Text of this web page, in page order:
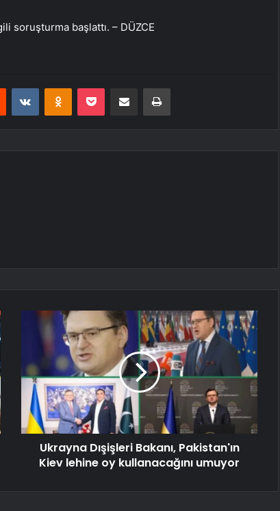
soruşturma başlattı. – DÜZCE
Reddit VKontakteOdnoklassniki
Pocket E-Posta ile paylaş Yazdır
Ukrayna Dışişleri Bakanı, Pakistan'ın
Kiev lehine oy kullanacağını umuyor